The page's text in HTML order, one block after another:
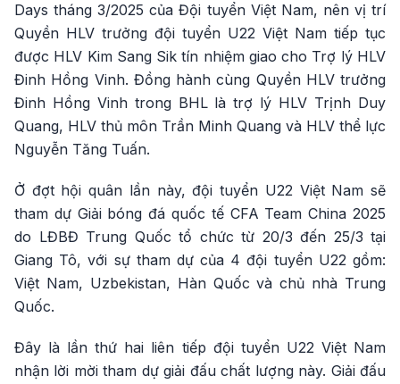
Days tháng 3/2025 của Đội tuyển Việt Nam, nên vị trí
Quyền HLV trưởng đội tuyển U22 Việt Nam tiếp tục
được HLV Kim Sang Sik tín nhiệm giao cho Trợ lý HLV
Đinh Hồng Vinh. Đồng hành cùng Quyền HLV trưởng
Đinh Hồng Vinh trong BHL là trợ lý HLV Trịnh Duy
Quang, HLV thủ môn Trần Minh Quang và HLV thể lực
Nguyễn Tăng Tuấn.
Ở đợt hội quân lần này, đội tuyển U22 Việt Nam sẽ
tham dự Giải bóng đá quốc tế CFA Team China 2025
do LĐBĐ Trung Quốc tổ chức từ 20/3 đến 25/3 tại
Giang Tô, với sự tham dự của 4 đội tuyển U22 gồm:
Việt Nam, Uzbekistan, Hàn Quốc và chủ nhà Trung
Quốc.
Đây là lần thứ hai liên tiếp đội tuyển U22 Việt Nam
nhận lời mời tham dự giải đấu chất lượng này. Giải đấu